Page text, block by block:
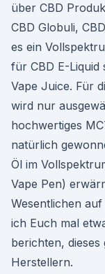
über CBD
CBD Globuli,
es ein
für CBD E-Liquid
Vape Juice. Für
wird nur
hochwertiges
natürlich
Öl im
Vape Pen)
Wesentlichen
ich Euch mal
berichten,
Herstellern.